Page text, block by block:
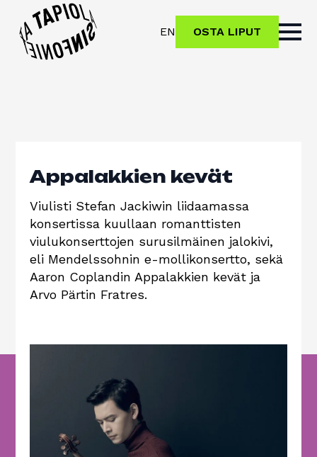
EN OSTA LIPUT
Appalakkien kevät
Viulisti Stefan Jackiwin liidaamassa
konsertissa kuullaan romanttisten
viulukonserttojen surusilmäinen jalokivi,
eli Mendelssohnin e-mollikonsertto, sekä
Aaron Coplandin Appalakkien kevät ja
Arvo Pärtin Fratres.